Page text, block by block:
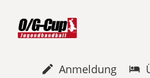
Anmeldung